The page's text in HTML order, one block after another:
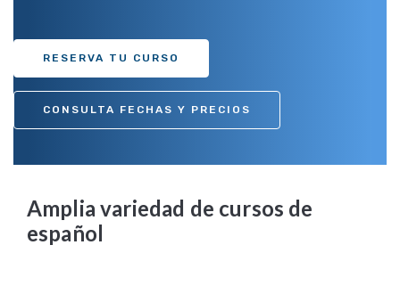
RESERVA TU CURSO
CONSULTA FECHAS Y PRECIOS
Amplia variedad de cursos de
español